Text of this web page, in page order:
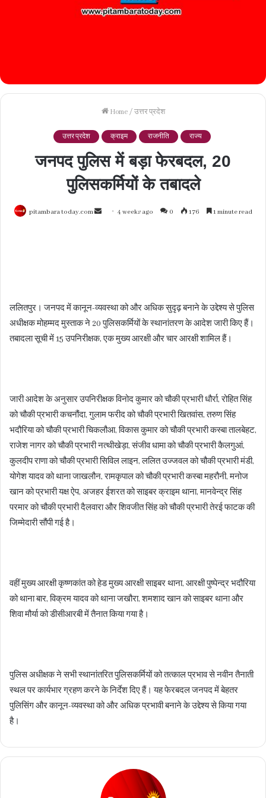
Home / उत्तर प्रदेश
उत्तर प्रदेश क्राइम राजनीति राज्य
जनपद पुलिस में बड़ा फेरबदल, 20
पुलिसकर्मियों के तबादले
pitambara today.com
Send 4 weeks ago 0 176 1 minute read
ललितपुर। जनपद में कानून-व्यवस्था को और अधिक सुदृढ़ बनाने के उद्देश्य से पुलिस
अधीक्षक मोहम्मद मुस्ताक ने 20 पुलिसकर्मियों के स्थानांतरण के आदेश जारी किए हैं।
तबादला सूची में 15 उपनिरीक्षक, एक मुख्य आरक्षी और चार आरक्षी शामिल हैं।
जारी आदेश के अनुसार उपनिरीक्षक विनोद कुमार को चौकी प्रभारी धौर्रा, रोहित सिंह
को चौकी प्रभारी कचनौंदा, गुलाम फरीद को चौकी प्रभारी खितवांस, तरुण सिंह
भदौरिया को चौकी प्रभारी चिकलौआ, विकास कुमार को चौकी प्रभारी कस्बा तालबेहट,
राजेश नागर को चौकी प्रभारी नत्थीखेड़ा, संजीव धामा को चौकी प्रभारी कैलगुआं,
कुलदीप राणा को चौकी प्रभारी सिविल लाइन, ललित उज्जवल को चौकी प्रभारी मंडी,
योगेश यादव को थाना जाखलौन, रामकृपाल को चौकी प्रभारी कस्बा महरौनी, मनोज
खान को प्रभारी यक्ष ऐप, अजहर ईशरत को साइबर क्राइम थाना, मानवेन्द्र सिंह
परमार को चौकी प्रभारी दैलवारा और शिवजीत सिंह को चौकी प्रभारी तेरई फाटक की
जिम्मेदारी सौंपी गई है।
वहीं मुख्य आरक्षी कृष्णकांत को हेड मुख्य आरक्षी साइबर थाना, आरक्षी पुष्पेन्द्र भदौरिया
को थाना बार, विक्रम यादव को थाना जखौरा, शमशाद खान को साइबर थाना और
शिवा मौर्या को डीसीआरबी में तैनात किया गया है।
पुलिस अधीक्षक ने सभी स्थानांतरित पुलिसकर्मियों को तत्काल प्रभाव से नवीन तैनाती
स्थल पर कार्यभार ग्रहण करने के निर्देश दिए हैं। यह फेरबदल जनपद में बेहतर
पुलिसिंग और कानून-व्यवस्था को और अधिक प्रभावी बनाने के उद्देश्य से किया गया
है।